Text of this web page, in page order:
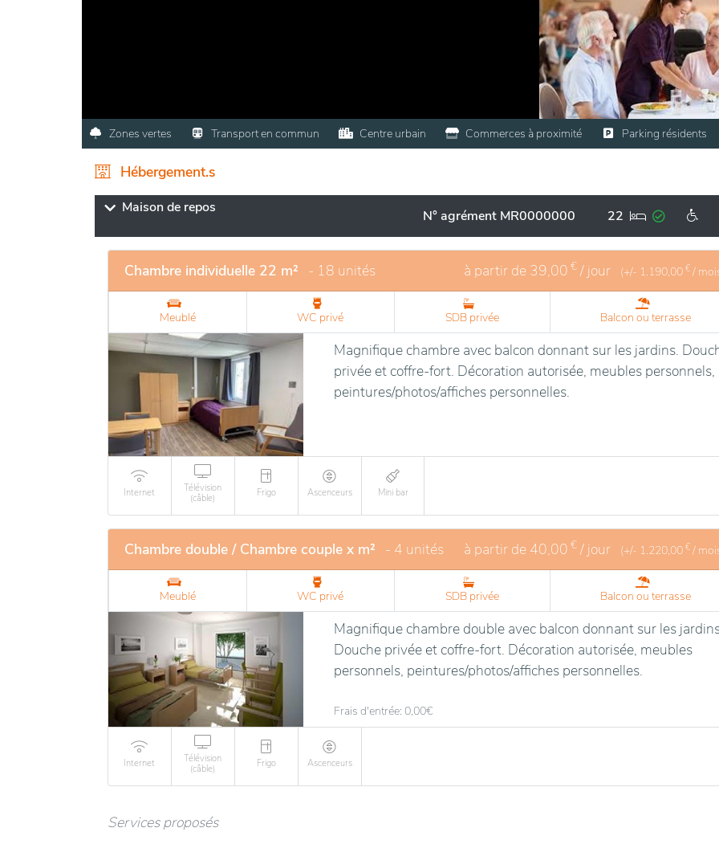
Zones vertes Transport en commun Centre urbain Commerces à proximité Parking résidents
Hébergement.s
Maison de repos N° agrément MR0000000 22
Chambre individuelle 22 m² - 18 unités à partir de 39,00 € / jour (+/- 1.190,00 € /
Meublé WC privé SDB privée Balcon ou terrasse
Magnifique chambre avec balcon donnant sur les jardins.
privée et coffre-fort. Décoration autorisée, meubles personnels,
peintures/photos/affiches personnelles.
Internet
Télévision
(câble)
Frigo Ascenceurs Mini bar
Chambre double / Chambre couple x m² - 4 unités à partir de 40,00 € / jour (+/- 1.220,00 € /
Meublé WC privé SDB privée Balcon ou terrasse
Magnifique chambre double avec balcon donnant sur les
Douche privée et coffre-fort. Décoration autorisée, meubles
personnels, peintures/photos/affiches personnelles.
Frais d'entrée: 0,00€
Internet
Télévision
(câble)
Frigo Ascenceurs
Services proposés